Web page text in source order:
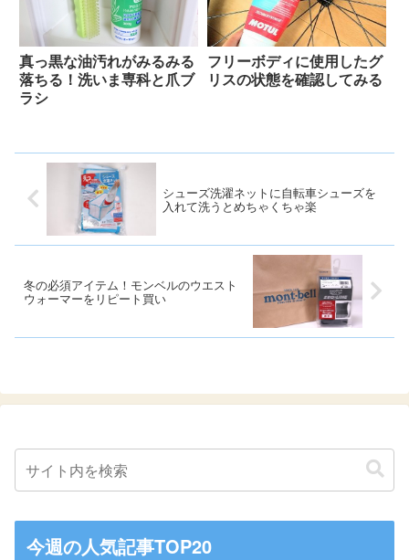
真っ黒な油汚れがみるみる
落ちる！洗いま専科と爪ブ
ラシ
フリーボディに使用したグ
リスの状態を確認してみる
シューズ洗濯ネットに自転車シューズを
入れて洗うとめちゃくちゃ楽
冬の必須アイテム！モンベルのウエスト
ウォーマーをリピート買い
今週の人気記事TOP20